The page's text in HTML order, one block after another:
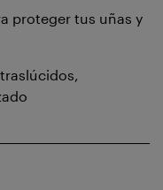
proteger tus uñas y